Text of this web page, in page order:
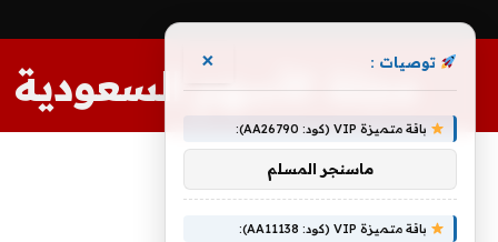
مجلة الأسهم السعودية
توصيات : ×
باقة متميزة VIP (كود: AA26790):
ماسنجر المسلم
باقة متميزة VIP (كود: AA11138):